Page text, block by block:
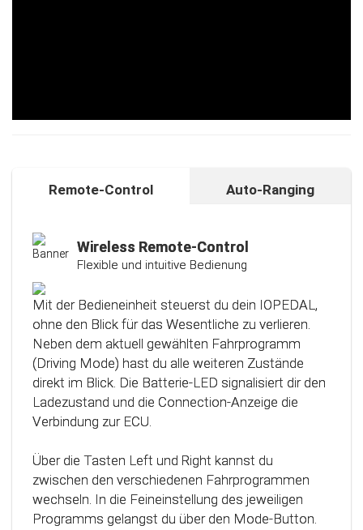
Remote-Control Auto-Ranging
Wireless Remote-Control
Flexible und intuitive Bedienung
Mit der Bedieneinheit steuerst du dein IOPEDAL,
ohne den Blick für das Wesentliche zu verlieren.
Neben dem aktuell gewählten Fahrprogramm
(Driving Mode) hast du alle weiteren Zustände
direkt im Blick. Die Batterie-LED signalisiert dir den
Ladezustand und die Connection-Anzeige die
Verbindung zur ECU.
Über die Tasten Left und Right kannst du
zwischen den verschiedenen Fahrprogrammen
wechseln. In die Feineinstellung des jeweiligen
Programms gelangst du über den Mode-Button.
Kalibrierungsfunktion
Das Steuergerät (ECU) verfügt über eine
intelligente Kalibrierfunktion. Direkt nach dem
Einbau des IOPEDAL werden alle notwendigen
Informationen des Gaspedals automatisch
analysiert und zu einem optimierten individuellen
Kennfeld verarbeitet. Dadurch werden die
einzelnen Fahrmodi (Fahrprogramme)
automatisch an die Charakteristik des Gaspedals
Technologie werden alle Potenziale deines
Fahrzeuges erkannt und können optimal genutzt
werden.